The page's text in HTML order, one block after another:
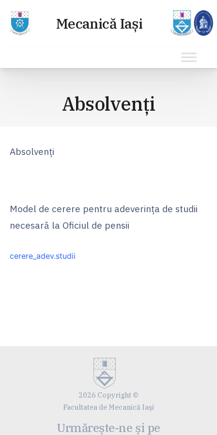
Absolvenți
Absolvenți
Model de cerere pentru adeverința de studii
necesară la Oficiul de pensii
cerere_adev.studii
2026 Copyright ©
Facultatea de Mecanică Iaşi
Urmărește-ne și pe